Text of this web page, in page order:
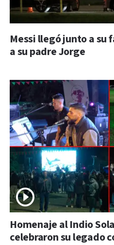
Messi llegó junto a su
a su padre Jorge
Homenaje al Indio
celebraron su legado